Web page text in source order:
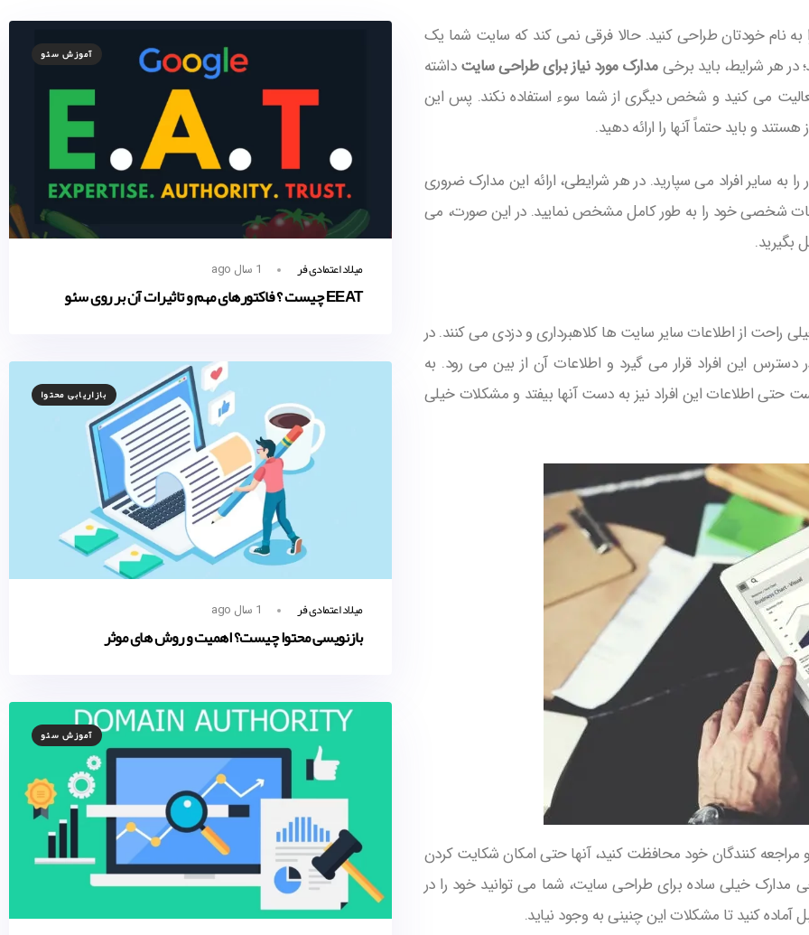
به نام خودتان طراحی کنید. حالا فرقی نمی کند که سایت شما یک
در هر شرایط، باید برخیمدارک مورد نیاز برای طراحی سایتداشته
می کنید و شخص دیگری از شما سوء استفاده نکند. پس این
و باید حتماً آنها را ارائه دهید.
سایر افراد می سپارید. در هر شرایطی، ارائه این مدارک ضروری
شخصی خود را به طور کامل مشخص نمایید. در این صورت، می
بگیرید.
راحت از اطلاعات سایر سایت ها کلاهبرداری و دزدی می کنند. در
این افراد قرار می گیرد و اطلاعات آن از بین می رود. به
حتی اطلاعات این افراد نیز به دست آنها بیفتد و مشکلات خیلی
کنندگان خود محافظت کنید، آنها حتی امکان شکایت کردن
مدارک خیلی ساده برای طراحی سایت، شما می توانید خود را در
کنید تا مشکلات این چنینی به وجود نیاید.
آموزش سئو
میلاد اعتمادی فر 1 سال ago
EEAT چیست ؟ فاکتورهای مهم و تاثیرات آن بر روی سئو
بازاریابی محتوا
میلاد اعتمادی فر 1 سال ago
بازنویسی محتوا چیست؟ اهمیت و روش های موثر
آموزش سئو